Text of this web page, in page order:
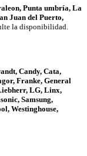
Punta umbría, La
Juan del Puerto,
la disponibilidad.
Candy, Cata,
Franke, General
LG, Linx,
Samsung,
Westinghouse,